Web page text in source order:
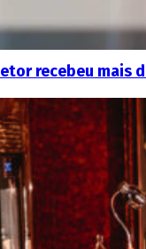
recebeu mais